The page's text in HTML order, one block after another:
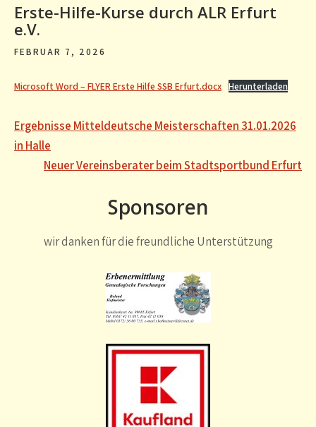
Erste-Hilfe-Kurse durch ALR Erfurt
e.V.
FEBRUAR 7, 2026
Microsoft Word – FLYER Erste Hilfe SSB Erfurt.docx Herunterladen
Beitragsnavigation
Ergebnisse Mitteldeutsche Meisterschaften 31.01.2026
in Halle
Neuer Vereinsberater beim Stadtsportbund Erfurt
Sponsoren
wir danken für die freundliche Unterstützung